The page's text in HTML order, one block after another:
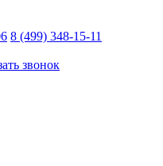
8 (499) 348-15-11
звонок